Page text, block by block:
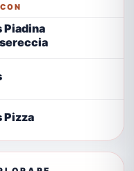
Piadina
Pizza